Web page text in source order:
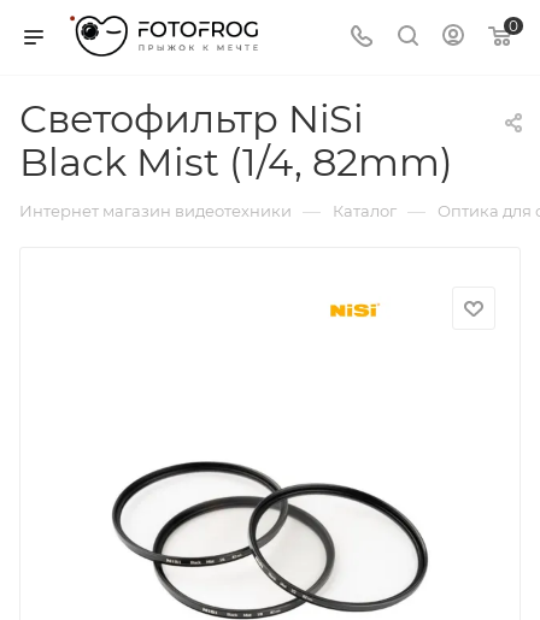
0
Светофильтр NiSi
Black Mist (1/4, 82mm)
Интернет магазин видеотехники — Каталог — Оптика для